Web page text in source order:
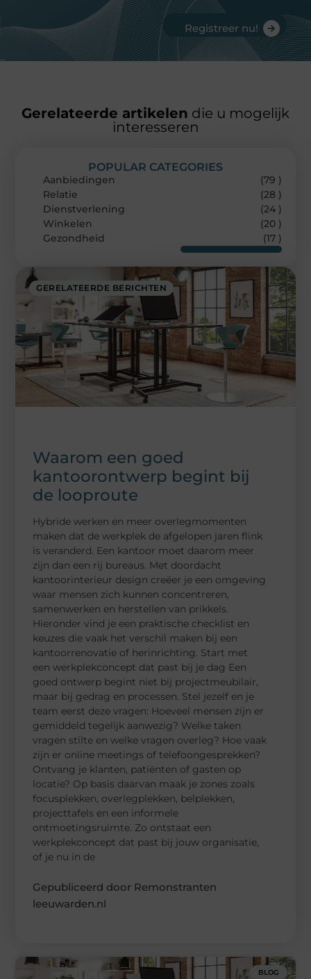
Registreer nu!
Gerelateerde artikelen die u mogelijk
interesseren
GERELATEERDE BERICHTEN
Waarom een goed
kantoorontwerp begint bij
de looproute
Hybride werken en meer overlegmomenten
maken dat de werkplek de afgelopen jaren flink
is veranderd. Een kantoor moet daarom meer
zijn dan een rij bureaus. Met doordacht
kantoorinterieur design creëer je een omgeving
waar mensen zich kunnen concentreren,
samenwerken en herstellen van prikkels.
Hieronder vind je een praktische checklist en
keuzes die vaak het verschil maken bij een
kantoorrenovatie of herinrichting. Start met
een werkplekconcept dat past bij je dag Een
goed ontwerp begint niet bij projectmeubilair,
maar bij gedrag en processen. Stel jezelf en je
team eerst deze vragen: Hoeveel mensen zijn er
gemiddeld tegelijk aanwezig? Welke taken
vragen stilte en welke vragen overleg? Hoe vaak
zijn er online meetings of telefoongesprekken?
Ontvang je klanten, patiënten of gasten op
locatie? Op basis daarvan maak je zones zoals
focusplekken, overlegplekken, belplekken,
projecttafels en een informele
ontmoetingsruimte. Zo ontstaat een
werkplekconcept dat past bij jouw organisatie,
of je nu in de
Gepubliceerd door Remonstranten
leeuwarden.nl
POPULAR CATEGORIES
Aanbiedingen
(79 )
Relatie
(28 )
Dienstverlening
(24 )
Winkelen
(20 )
Gezondheid
(17 )
BLOG